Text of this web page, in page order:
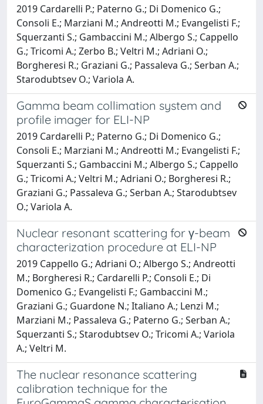
2019 Cardarelli P.; Paterno G.; Di Domenico G.;
Consoli E.; Marziani M.; Andreotti M.; Evangelisti F.;
Squerzanti S.; Gambaccini M.; Albergo S.; Cappello
G.; Tricomi A.; Zerbo B.; Veltri M.; Adriani O.;
Borgheresi R.; Graziani G.; Passaleva G.; Serban A.;
Starodubtsev O.; Variola A.
Gamma beam collimation system and
profile imager for ELI-NP
2019 Cardarelli P.; Paterno G.; Di Domenico G.;
Consoli E.; Marziani M.; Andreotti M.; Evangelisti F.;
Squerzanti S.; Gambaccini M.; Albergo S.; Cappello
G.; Tricomi A.; Veltri M.; Adriani O.; Borgheresi R.;
Graziani G.; Passaleva G.; Serban A.; Starodubtsev
O.; Variola A.
Nuclear resonant scattering for γ-beam
characterization procedure at ELI-NP
2019 Cappello G.; Adriani O.; Albergo S.; Andreotti
M.; Borgheresi R.; Cardarelli P.; Consoli E.; Di
Domenico G.; Evangelisti F.; Gambaccini M.;
Graziani G.; Guardone N.; Italiano A.; Lenzi M.;
Marziani M.; Passaleva G.; Paterno G.; Serban A.;
Squerzanti S.; Starodubtsev O.; Tricomi A.; Variola
A.; Veltri M.
The nuclear resonance scattering
calibration technique for the